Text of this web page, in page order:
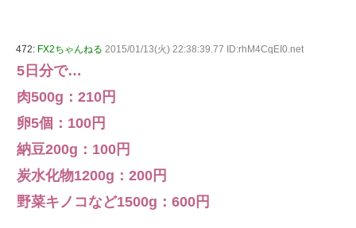
472: FX2ちゃんねる 2015/01/13(火) 22:38:39.77 ID:rhM4CqEI0.net
5日分で…
肉500g：210円
卵5個：100円
納豆200g：100円
炭水化物1200g：200円
野菜キノコなど1500g：600円